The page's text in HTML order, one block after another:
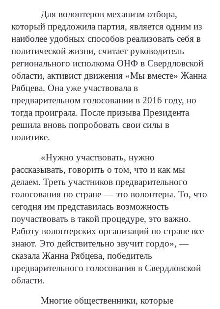
Для волонтеров механизм отбора,
который предложила партия, является одним из
наиболее удобных способов реализовать себя в
политической жизни, считает руководитель
регионального исполкома ОНФ в Свердловской
области, активист движения «Мы вместе» Жанна
Рябцева. Она уже участвовала в
предварительном голосовании в 2016 году, но
тогда проиграла. После призыва Президента
решила вновь попробовать свои силы в
политике.
«Нужно участвовать, нужно
рассказывать, говорить о том, что и как мы
делаем. Треть участников предварительного
голосования по стране — это волонтеры. То, что
сегодня им представилась возможность
поучаствовать в такой процедуре, это важно.
Работу волонтерских организаций по стране все
знают. Это действительно звучит гордо», —
сказала Жанна Рябцева, победитель
предварительного голосования в Свердловской
области.
Многие общественники, которые